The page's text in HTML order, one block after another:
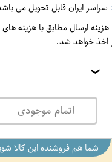
سراسر ایران قابل تحویل می
هزینه ارسال مطابق با هزینه
اخذ خواهد شد.
❯
اتمام موجودی
شما هم فروشنده این کالا